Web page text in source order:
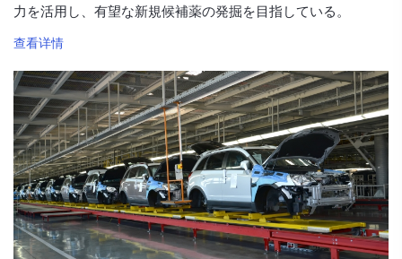
力を活用し、有望な新規候補薬の発掘を目指している。
查看详情